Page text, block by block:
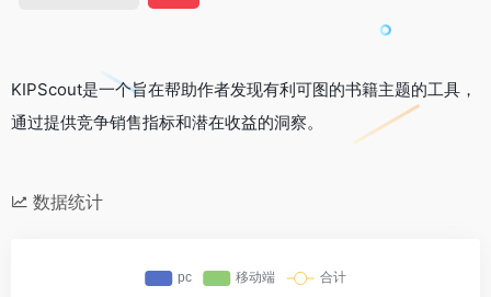
KIPScout是一个旨在帮助作者发现有利可图的书籍主题的工具，
通过提供竞争销售指标和潜在收益的洞察。
数据统计